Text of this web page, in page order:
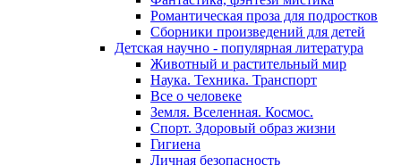
Романтическая проза для подростков
Сборники произведений для детей
Детская научно - популярная литература
Животный и растительный мир
Наука. Техника. Транспорт
Все о человеке
Земля. Вселенная. Космос.
Спорт. Здоровый образ жизни
Гигиена
Личная безопасность